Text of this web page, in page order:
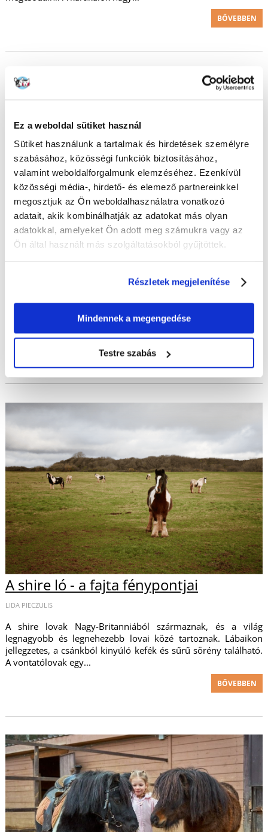
Ez a weboldal sütiket használ
Sütiket használunk a tartalmak és hirdetések személyre
szabásához, közösségi funkciók biztosításához,
valamint weboldalforgalmunk elemzéséhez. Ezenkívül
közösségi média-, hirdető- és elemező partnereinkkel
megosztjuk az Ön weboldalhasználatra vonatkozó
adatait, akik kombinálhatják az adatokat más olyan
adatokkal, amelyeket Ön adott meg számukra vagy az
Ön által használt más szolgáltatásokból gyűjtöttek.
Részletek megjelenítése
Mindennek a megengedése
Testre szabás
BŐVEBBEN
Európai vadmacska (Felis silvestris)
A fajt először 1775-ben írták le, amikor az európai erdőkben
viszonylag nagy volt a száma. A vadmacskák vadászata és a
területüket...
A shire ló - a fajta fénypontjai
LIDA PIECZULIS
A shire lovak Nagy-Britanniából származnak, és a világ
legnagyobb és legnehezebb lovai közé tartoznak. Lábaikon
jellegzetes, a csánkból kinyúló kefék és sűrű sörény található.
A vontatólovak egy...
BŐVEBBEN